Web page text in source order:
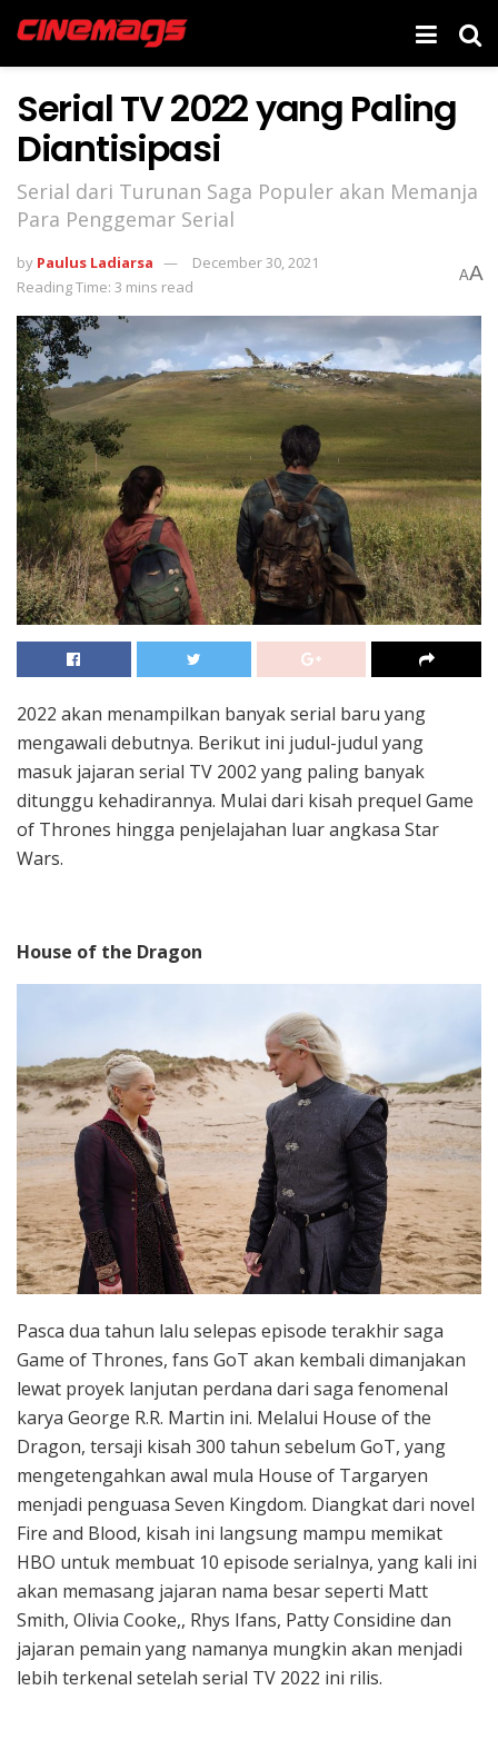
Serial TV 2022 yang Paling
Diantisipasi
Serial dari Turunan Saga Populer akan Memanja
Para Penggemar Serial
by Paulus Ladiarsa
December 30, 2021
Reading Time: 3 mins read
AA
2022 akan menampilkan banyak serial baru yang
mengawali debutnya. Berikut ini judul-judul yang
masuk jajaran serial TV 2002 yang paling banyak
ditunggu kehadirannya. Mulai dari kisah prequel Game
of Thrones hingga penjelajahan luar angkasa Star
Wars.
House of the Dragon
Pasca dua tahun lalu selepas episode terakhir saga
Game of Thrones, fans GoT akan kembali dimanjakan
lewat proyek lanjutan perdana dari saga fenomenal
karya George R.R. Martin ini. Melalui House of the
Dragon, tersaji kisah 300 tahun sebelum GoT, yang
mengetengahkan awal mula House of Targaryen
menjadi penguasa Seven Kingdom. Diangkat dari novel
Fire and Blood, kisah ini langsung mampu memikat
HBO untuk membuat 10 episode serialnya, yang kali ini
akan memasang jajaran nama besar seperti Matt
Smith, Olivia Cooke,, Rhys Ifans, Patty Considine dan
jajaran pemain yang namanya mungkin akan menjadi
lebih terkenal setelah serial TV 2022 ini rilis.